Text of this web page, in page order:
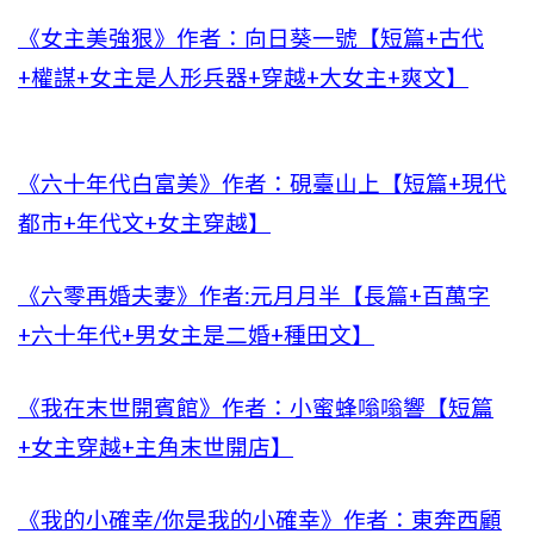
《女主美強狠》作者：向日葵一號【短篇+古代
+權謀+女主是人形兵器+穿越+大女主+爽文】
《六十年代白富美》作者：硯臺山上【短篇+現代
都市+年代文+女主穿越】
《六零再婚夫妻》作者:元月月半【長篇+百萬字
+六十年代+男女主是二婚+種田文】
《我在末世開賓館》作者：小蜜蜂嗡嗡響【短篇
+女主穿越+主角末世開店】
《我的小確幸/你是我的小確幸》作者：東奔西顧